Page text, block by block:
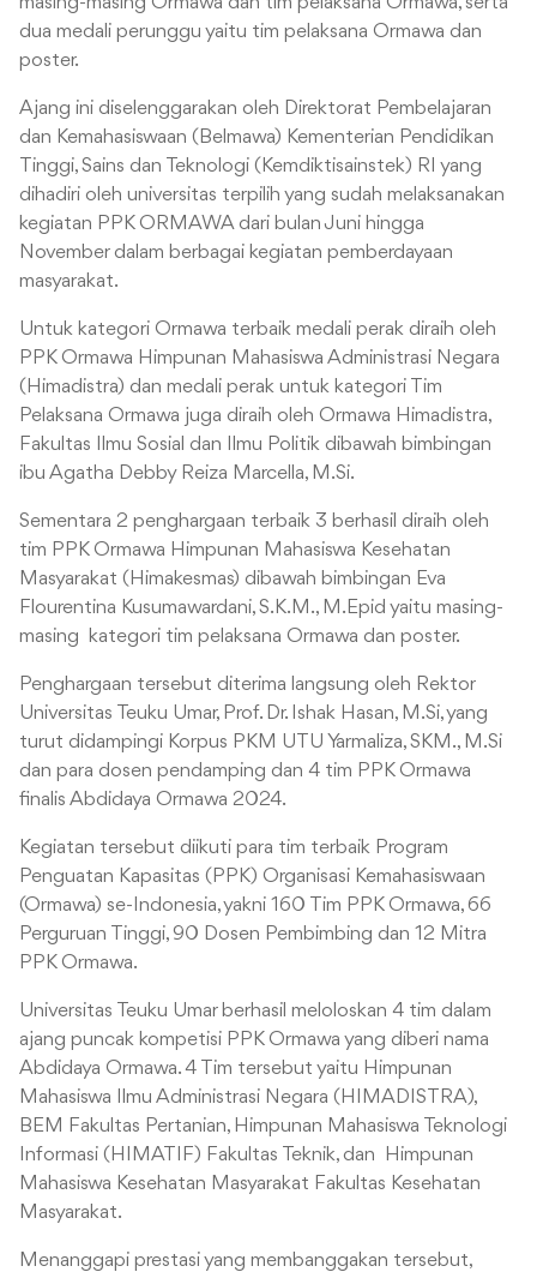
dua medali perunggu yaitu tim pelaksana Ormawa dan
poster.
Ajang ini diselenggarakan oleh Direktorat Pembelajaran
dan Kemahasiswaan (Belmawa) Kementerian Pendidikan
Tinggi, Sains dan Teknologi (Kemdiktisainstek) RI yang
dihadiri oleh universitas terpilih yang sudah melaksanakan
kegiatan PPK ORMAWA dari bulan Juni hingga
November dalam berbagai kegiatan pemberdayaan
masyarakat.
Untuk kategori Ormawa terbaik medali perak diraih oleh
PPK Ormawa Himpunan Mahasiswa Administrasi Negara
(Himadistra) dan medali perak untuk kategori Tim
Pelaksana Ormawa juga diraih oleh Ormawa Himadistra,
Fakultas Ilmu Sosial dan Ilmu Politik dibawah bimbingan
ibu Agatha Debby Reiza Marcella, M.Si.
Sementara 2 penghargaan terbaik 3 berhasil diraih oleh
tim PPK Ormawa Himpunan Mahasiswa Kesehatan
Masyarakat (Himakesmas) dibawah bimbingan Eva
Flourentina Kusumawardani, S.K.M., M.Epid yaitu masing-
masing kategori tim pelaksana Ormawa dan poster.
Penghargaan tersebut diterima langsung oleh Rektor
Universitas Teuku Umar, Prof. Dr. Ishak Hasan, M.Si, yang
turut didampingi Korpus PKM UTU Yarmaliza, SKM., M.Si
dan para dosen pendamping dan 4 tim PPK Ormawa
finalis Abdidaya Ormawa 2024.
Kegiatan tersebut diikuti para tim terbaik Program
Penguatan Kapasitas (PPK) Organisasi Kemahasiswaan
(Ormawa) se-Indonesia, yakni 160 Tim PPK Ormawa, 66
Perguruan Tinggi, 90 Dosen Pembimbing dan 12 Mitra
PPK Ormawa.
Universitas Teuku Umar berhasil meloloskan 4 tim dalam
ajang puncak kompetisi PPK Ormawa yang diberi nama
Abdidaya Ormawa. 4 Tim tersebut yaitu Himpunan
Mahasiswa Ilmu Administrasi Negara (HIMADISTRA),
BEM Fakultas Pertanian, Himpunan Mahasiswa Teknologi
Informasi (HIMATIF) Fakultas Teknik, dan Himpunan
Mahasiswa Kesehatan Masyarakat Fakultas Kesehatan
Masyarakat.
Menanggapi prestasi yang membanggakan tersebut,